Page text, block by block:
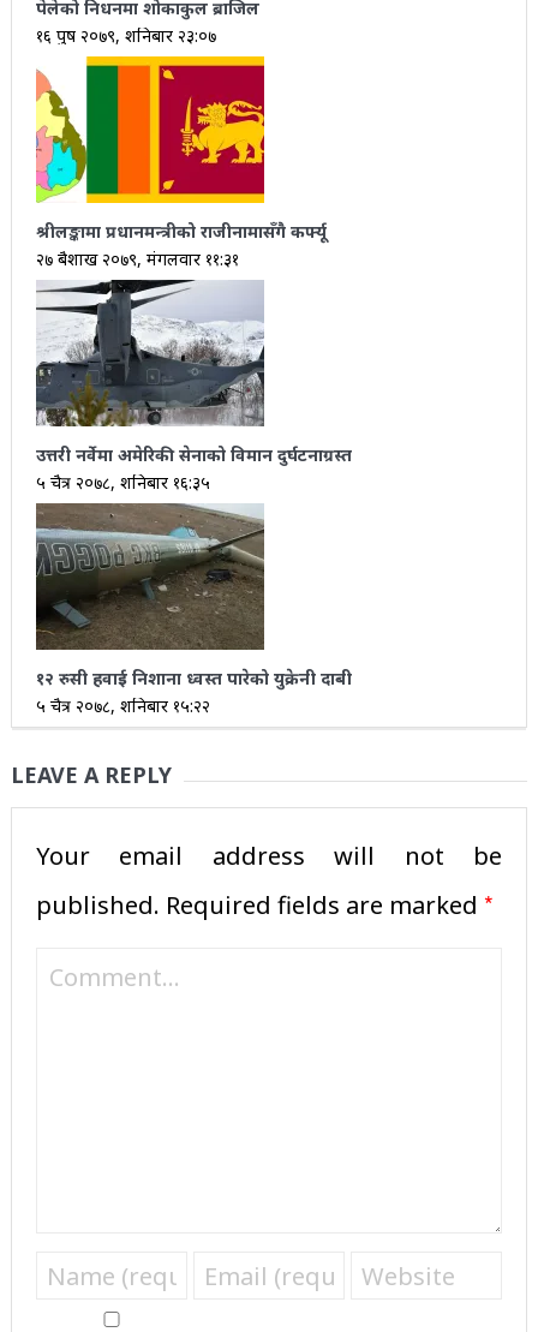
पेलेको निधनमा शोकाकुल ब्राजिल
१६ पुष २०७९, शनिबार २३:०७
श्रीलङ्कामा प्रधानमन्त्रीको राजीनामासँगै कर्फ्यू
२७ बैशाख २०७९, मंगलवार ११:३१
उत्तरी नर्वेमा अमेरिकी सेनाको विमान दुर्घटनाग्रस्त
५ चैत्र २०७८, शनिबार १६:३५
१२ रुसी हवाई निशाना ध्वस्त पारेको युक्रेनी दाबी
५ चैत्र २०७८, शनिबार १५:२२
LEAVE A REPLY
Your email address will not be
published. Required fields are marked *